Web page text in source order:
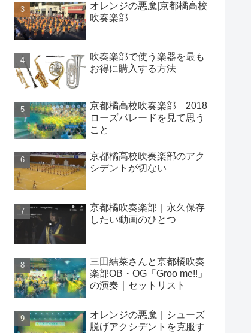
オレンジの悪魔|京都橘高校
吹奏楽部
吹奏楽部で使う楽器を最も
お得に購入する方法
京都橘高校吹奏楽部 2018
ローズパレードを見て思う
こと
京都橘高校吹奏楽部のアク
シデントが切ない
京都橘吹奏楽部｜永久保存
したい動画のひとつ
三田結菜さんと京都橘吹奏
楽部OB・OG「Groo me!!」
の演奏｜セットリスト
オレンジの悪魔｜シューズ
脱げアクシデントを克服す